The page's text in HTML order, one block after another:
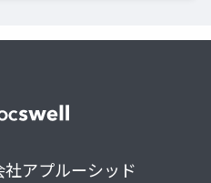
アプルーシッド